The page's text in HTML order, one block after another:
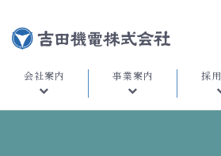
会社案内 事業案内 採